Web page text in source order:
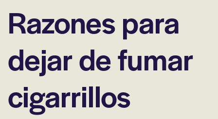
Razones para
dejar de fumar
cigarrillos